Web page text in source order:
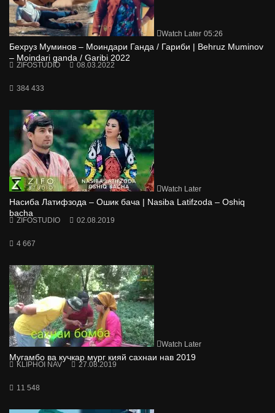
Watch Later 05:26
Бехруз Муминов – Моиндари Ганда / Гариби | Behruz Muminov
– Moindari ganda / Garibi 2022
ZIFOSTUDIO 08.03.2022
384 433
Watch Later
Насиба Латифзода – Ошик бача | Nasiba Latifzoda – Oshiq
bacha
ZIFOSTUDIO 02.08.2019
4 667
Watch Later
Мугамбо ва кучкар мург кияй сахнаи нав 2019
KLIPHOI NAV 27.08.2019
11 548